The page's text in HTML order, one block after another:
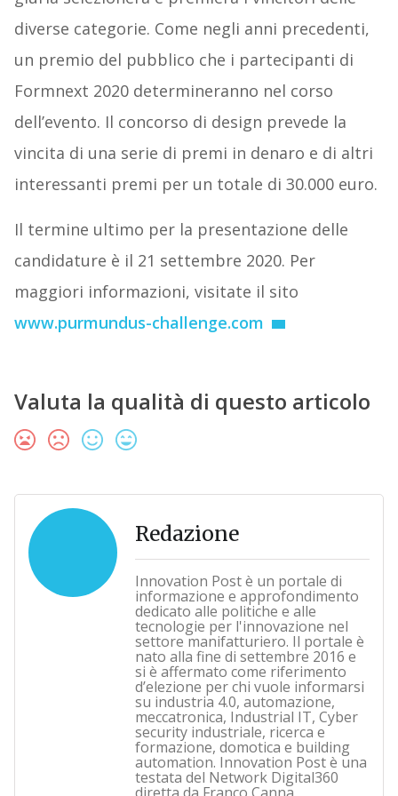
diverse categorie. Come negli anni precedenti,
un premio del pubblico che i partecipanti di
Formnext 2020 determineranno nel corso
dell’evento. Il concorso di design prevede la
vincita di una serie di premi in denaro e di altri
interessanti premi per un totale di 30.000 euro.
Il termine ultimo per la presentazione delle
candidature è il 21 settembre 2020. Per
maggiori informazioni, visitate il sito
www.purmundus-challenge.com
Valuta la qualità di questo articolo
Redazione
Innovation Post è un portale di
informazione e approfondimento
dedicato alle politiche e alle
tecnologie per l'innovazione nel
settore manifatturiero. Il portale è
nato alla fine di settembre 2016 e
si è affermato come riferimento
d’elezione per chi vuole informarsi
su industria 4.0, automazione,
meccatronica, Industrial IT, Cyber
security industriale, ricerca e
formazione, domotica e building
automation. Innovation Post è una
testata del Network Digital360